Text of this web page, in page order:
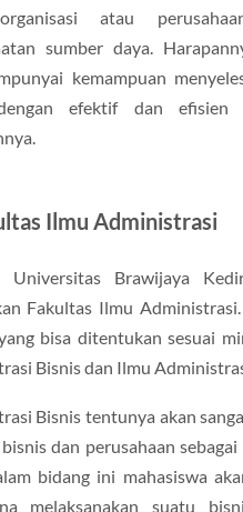
atau
sumber daya.
kemampuan
efektif dan efisien
Ilmu Administrasi
Universitas Brawijaya
Fakultas Ilmu
bisa ditentukan sesuai
Bisnis dan Ilmu
Bisnis tentunya akan
dan perusahaan sebagai
bidang ini mahasiswa
melaksanakan suatu